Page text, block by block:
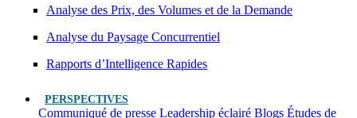
Analyse des Prix, des Volumes et de la Demande
Analyse du Paysage Concurrentiel
Rapports d’Intelligence Rapides
PERSPECTIVES
Communiqué de presse Leadership éclairé Blogs Études de